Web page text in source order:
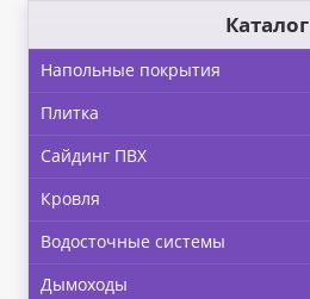
Каталог
Напольные покрытия
Плитка
Сайдинг ПВХ
Кровля
Водосточные системы
Дымоходы